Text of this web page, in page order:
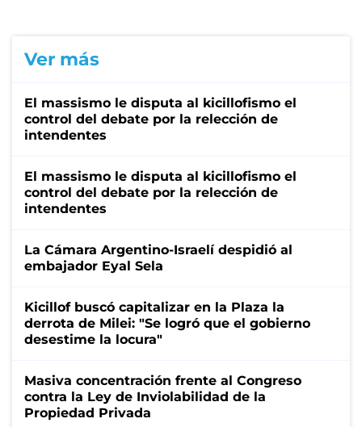
Ver más
El massismo le disputa al kicillofismo el
control del debate por la relección de
intendentes
El massismo le disputa al kicillofismo el
control del debate por la relección de
intendentes
La Cámara Argentino-Israelí despidió al
embajador Eyal Sela
Kicillof buscó capitalizar en la Plaza la
derrota de Milei: "Se logró que el gobierno
desestime la locura"
Masiva concentración frente al Congreso
contra la Ley de Inviolabilidad de la
Propiedad Privada